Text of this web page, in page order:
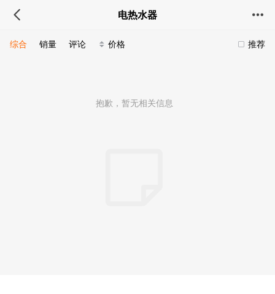
电热水器
推荐
综合 销量 评论 价格
抱歉，暂无相关信息